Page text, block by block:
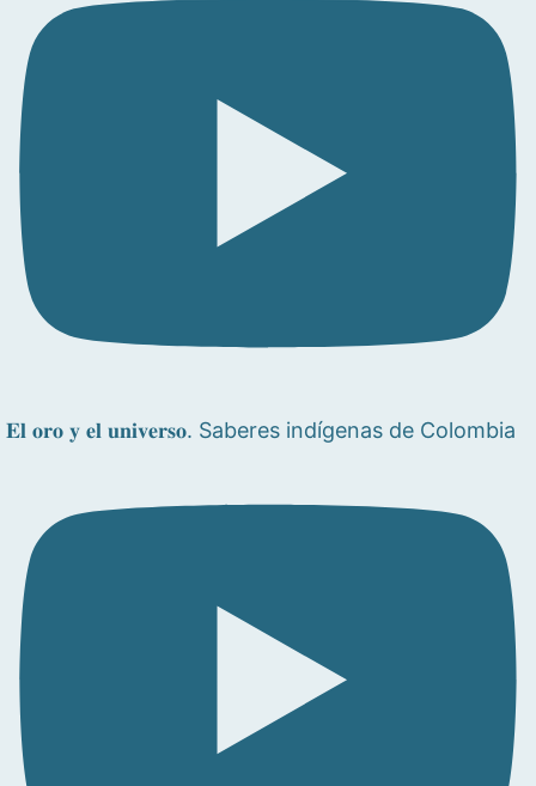
𝐄𝐥 𝐨𝐫𝐨 𝐲 𝐞𝐥 𝐮𝐧𝐢𝐯𝐞𝐫𝐬𝐨. Saberes indígenas de Colombia